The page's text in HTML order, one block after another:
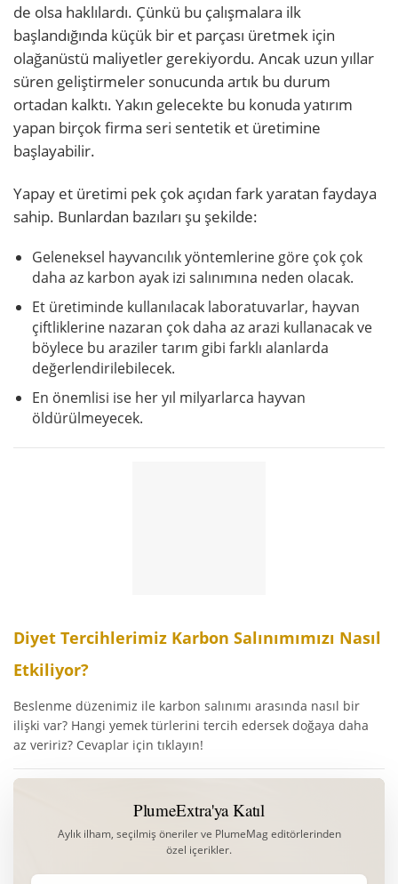
de olsa haklılardı. Çünkü bu çalışmalara ilk
başlandığında küçük bir et parçası üretmek için
olağanüstü maliyetler gerekiyordu. Ancak uzun yıllar
süren geliştirmeler sonucunda artık bu durum
ortadan kalktı. Yakın gelecekte bu konuda yatırım
yapan birçok firma seri sentetik et üretimine
başlayabilir.
Yapay et üretimi pek çok açıdan fark yaratan faydaya
sahip. Bunlardan bazıları şu şekilde:
Geleneksel hayvancılık yöntemlerine göre çok çok
daha az karbon ayak izi salınımına neden olacak.
Et üretiminde kullanılacak laboratuvarlar, hayvan
çiftliklerine nazaran çok daha az arazi kullanacak ve
böylece bu araziler tarım gibi farklı alanlarda
değerlendirilebilecek.
En önemlisi ise her yıl milyarlarca hayvan
öldürülmeyecek.
Diyet Tercihlerimiz Karbon Salınımımızı Nasıl
Etkiliyor?
Beslenme düzenimiz ile karbon salınımı arasında nasıl bir
ilişki var? Hangi yemek türlerini tercih edersek doğaya daha
az veririz? Cevaplar için tıklayın!
PlumeExtra'ya Katıl
Aylık ilham, seçilmiş öneriler ve PlumeMag editörlerinden
özel içerikler.